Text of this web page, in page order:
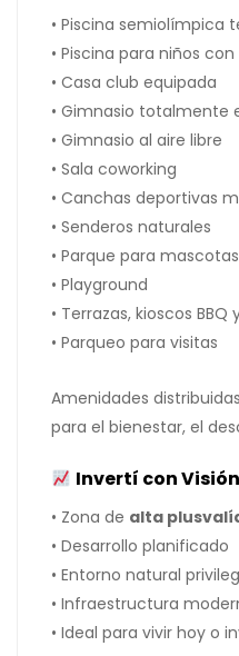
• Piscina semiolímpica
• Piscina para niños
• Casa club equipada
• Gimnasio totalmente
• Gimnasio al aire libre
• Sala coworking
• Canchas deportivas
• Senderos naturales
• Parque para mascotas
• Playground
• Terrazas, kioscos BBQ
• Parqueo para visitas
Amenidades
para el bienestar, el
Invertí con Visión
• Zona de alta
• Desarrollo planificado
• Entorno natural
• Infraestructura
• Ideal para vivir hoy o